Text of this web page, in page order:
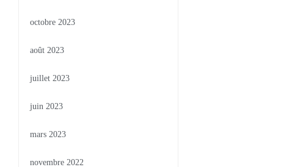
octobre 2023
août 2023
juillet 2023
juin 2023
mars 2023
novembre 2022